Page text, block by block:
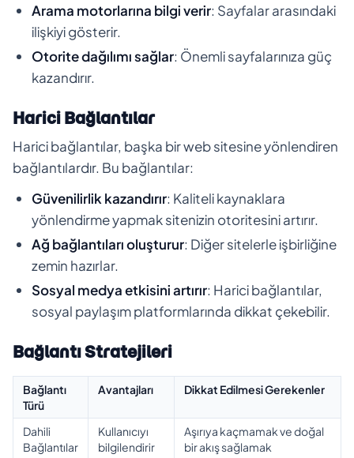
Arama motorlarına bilgi verir: Sayfalar arasındaki
ilişkiyi gösterir.
Otorite dağılımı sağlar: Önemli sayfalarınıza güç
kazandırır.
Harici Bağlantılar
Harici bağlantılar, başka bir web sitesine yönlendiren
bağlantılardır. Bu bağlantılar:
Güvenilirlik kazandırır: Kaliteli kaynaklara
yönlendirme yapmak sitenizin otoritesini artırır.
Ağ bağlantıları oluşturur: Diğer sitelerle işbirliğine
zemin hazırlar.
Sosyal medya etkisini artırır: Harici bağlantılar,
sosyal paylaşım platformlarında dikkat çekebilir.
Bağlantı Stratejileri
Bağlantı
Türü
Avantajları Dikkat Edilmesi Gerekenler
Dahili
Bağlantılar
Kullanıcıyı
bilgilendirir
Aşırıya kaçmamak ve doğal
bir akış sağlamak